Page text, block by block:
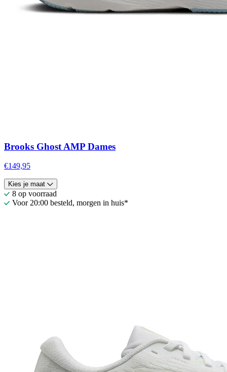
Brooks Ghost AMP Dames
€149,95
Kies je maat
8 op voorraad
Voor 20:00 besteld, morgen in huis*